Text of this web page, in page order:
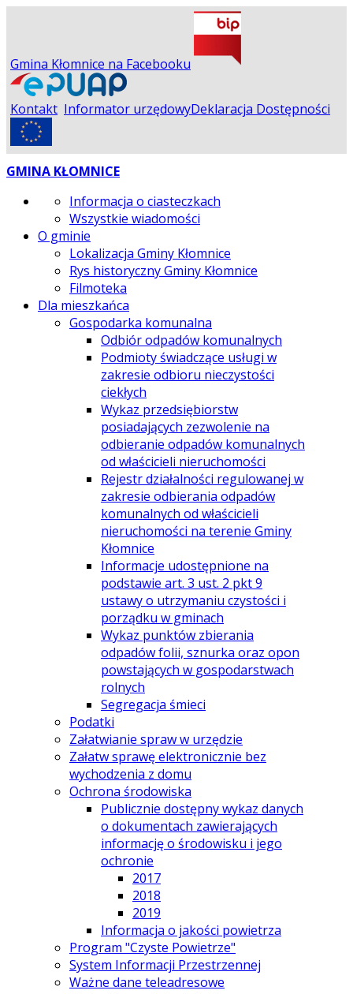
Gmina Kłomnice na Facebooku
Kontakt Informator urzędowyDeklaracja Dostępności
GMINA KŁOMNICE
Informacja o ciasteczkach
Wszystkie wiadomości
O gminie
Lokalizacja Gminy Kłomnice
Rys historyczny Gminy Kłomnice
Filmoteka
Dla mieszkańca
Gospodarka komunalna
Odbiór odpadów komunalnych
Podmioty świadczące usługi w
zakresie odbioru nieczystości
ciekłych
Wykaz przedsiębiorstw
posiadających zezwolenie na
odbieranie odpadów komunalnych
od właścicieli nieruchomości
Rejestr działalności regulowanej w
zakresie odbierania odpadów
komunalnych od właścicieli
nieruchomości na terenie Gminy
Kłomnice
Informacje udostępnione na
podstawie art. 3 ust. 2 pkt 9
ustawy o utrzymaniu czystości i
porządku w gminach
Wykaz punktów zbierania
odpadów folii, sznurka oraz opon
powstających w gospodarstwach
rolnych
Segregacja śmieci
Podatki
Załatwianie spraw w urzędzie
Załatw sprawę elektronicznie bez
wychodzenia z domu
Ochrona środowiska
Publicznie dostępny wykaz danych
o dokumentach zawierających
informację o środowisku i jego
ochronie
2017
2018
2019
Informacja o jakości powietrza
Program "Czyste Powietrze"
System Informacji Przestrzennej
Ważne dane teleadresowe